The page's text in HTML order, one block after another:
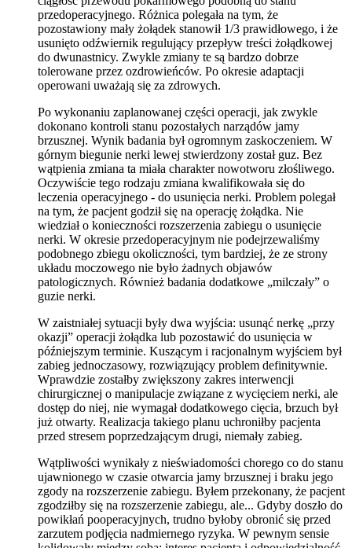
przedoperacyjnego. Różnica polegała na tym, że
pozostawiony mały żołądek stanowił 1/3 prawidłowego, i że
usunięto odźwiernik regulujący przepływ treści żołądkowej
do dwunastnicy. Zwykle zmiany te są bardzo dobrze
tolerowane przez ozdrowieńców. Po okresie adaptacji
operowani uważają się za zdrowych.
Po wykonaniu zaplanowanej części operacji, jak zwykle
dokonano kontroli stanu pozostałych narządów jamy
brzusznej. Wynik badania był ogromnym zaskoczeniem. W
górnym biegunie nerki lewej stwierdzony został guz. Bez
wątpienia zmiana ta miała charakter nowotworu złośliwego.
Oczywiście tego rodzaju zmiana kwalifikowała się do
leczenia operacyjnego - do usunięcia nerki. Problem polegał
na tym, że pacjent godził się na operację żołądka. Nie
wiedział o konieczności rozszerzenia zabiegu o usunięcie
nerki. W okresie przedoperacyjnym nie podejrzewaliśmy
podobnego zbiegu okoliczności, tym bardziej, że ze strony
układu moczowego nie było żadnych objawów
patologicznych. Również badania dodatkowe „milczały” o
guzie nerki.
W zaistniałej sytuacji były dwa wyjścia: usunąć nerkę „przy
okazji” operacji żołądka lub pozostawić do usunięcia w
późniejszym terminie. Kuszącym i racjonalnym wyjściem był
zabieg jednoczasowy, rozwiązujący problem definitywnie.
Wprawdzie zostałby zwiększony zakres interwencji
chirurgicznej o manipulacje związane z wycięciem nerki, ale
dostęp do niej, nie wymagał dodatkowego cięcia, brzuch był
już otwarty. Realizacja takiego planu uchroniłby pacjenta
przed stresem poprzedzającym drugi, niemały zabieg.
Wątpliwości wynikały z nieświadomości chorego co do stanu
ujawnionego w czasie otwarcia jamy brzusznej i braku jego
zgody na rozszerzenie zabiegu. Byłem przekonany, że pacjent
zgodziłby się na rozszerzenie zabiegu, ale... Gdyby doszło do
powikłań pooperacyjnych, trudno byłoby obronić się przed
zarzutem podjęcia nadmiernego ryzyka. W pewnym sensie